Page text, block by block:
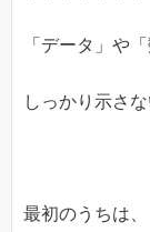
「データ」や
しっかり示さ
最初のうちは、